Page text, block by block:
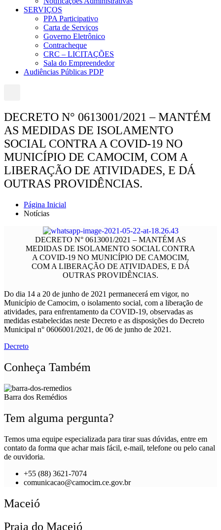
SERVIÇOS
PPA Participativo
Carta de Serviços
Governo Eletrônico
Contracheque
CRC – LICITAÇÕES
Sala do Empreendedor
Audiências Públicas PDP
DECRETO N° 0613001/2021 – MANTÉM
AS MEDIDAS DE ISOLAMENTO
SOCIAL CONTRA A COVID-19 NO
MUNICÍPIO DE CAMOCIM, COM A
LIBERAÇÃO DE ATIVIDADES, E DÁ
OUTRAS PROVIDÊNCIAS.
Página Inicial
Notícias
DECRETO N° 0613001/2021 – MANTÉM AS
MEDIDAS DE ISOLAMENTO SOCIAL CONTRA
A COVID-19 NO MUNICÍPIO DE CAMOCIM,
COM A LIBERAÇÃO DE ATIVIDADES, E DÁ
OUTRAS PROVIDÊNCIAS.
Do dia 14 a 20 de junho de 2021 permanecerá em vigor, no
Município de Camocim, o isolamento social, com a liberação de
atividades, para enfrentamento da COVID-19, observadas as
medidas estabelecidas neste Decreto e as disposições do Decreto
Municipal n° 0606001/2021, de 06 de junho de 2021.
Decreto
Conheça Também
Barra dos Remédios
Tem alguma pergunta?
Temos uma equipe especializada para tirar suas dúvidas, entre em
contato da forma que achar mais fácil, e-mail, telefone ou pelo canal
de ouvidoria.
+55 (88) 3621-7074
comunicacao@camocim.ce.gov.br
Maceió
Praia do Maceió